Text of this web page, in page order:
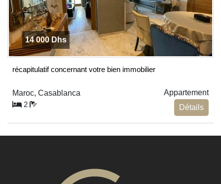
14 000 Dhs
récapitulatif concernant votre bien immobilier
Maroc, Casablanca
Appartement
2
Détails